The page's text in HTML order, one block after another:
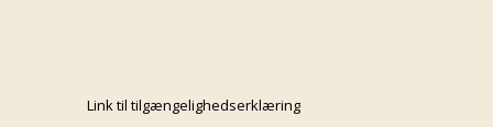
Link til tilgængelighedserklæring